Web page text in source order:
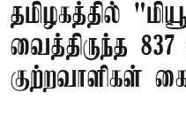
தமிழகத்தில்
வைத்திருந்த
குற்றவாளிகள்